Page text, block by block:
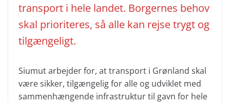
transport i hele landet. Borgernes behov
skal prioriteres, så alle kan rejse trygt og
tilgængeligt.
Siumut arbejder for, at transport i Grønland skal
være sikker, tilgængelig for alle og udviklet med
sammenhængende infrastruktur til gavn for hele